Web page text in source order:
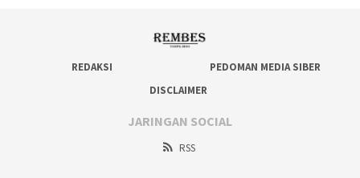
REDAKSI
PEDOMAN MEDIA SIBER
DISCLAIMER
JARINGAN SOCIAL
RSS